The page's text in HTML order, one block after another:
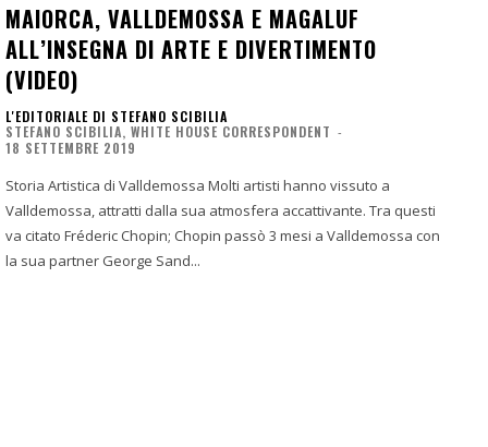
MAIORCA, VALLDEMOSSA E MAGALUF
ALL’INSEGNA DI ARTE E DIVERTIMENTO
(VIDEO)
L'EDITORIALE DI STEFANO SCIBILIA
STEFANO SCIBILIA, WHITE HOUSE CORRESPONDENT -
18 SETTEMBRE 2019
Storia Artistica di Valldemossa Molti artisti hanno vissuto a
Valldemossa, attratti dalla sua atmosfera accattivante. Tra questi
va citato Fréderic Chopin; Chopin passò 3 mesi a Valldemossa con
la sua partner George Sand...